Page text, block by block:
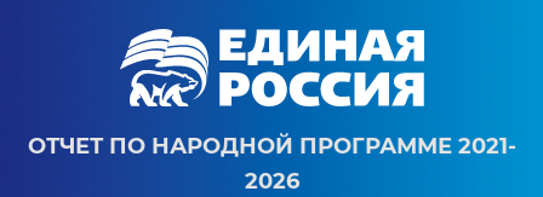
ОТЧЕТ ПО НАРОДНОЙ ПРОГРАММЕ 2021-
2026